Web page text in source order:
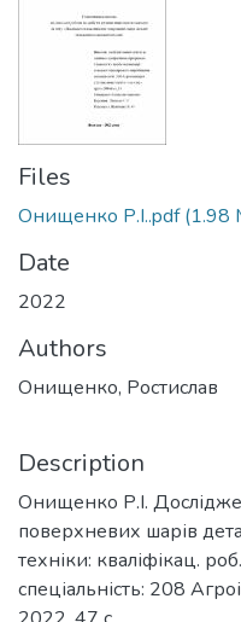
Files
Онищенко Р.І..pdf(1.98
Date
2022
Authors
Онищенко, Ростислав
Description
Онищенко Р.І.
поверхневих шарів
техніки: кваліфікац.
спеціальність: 208